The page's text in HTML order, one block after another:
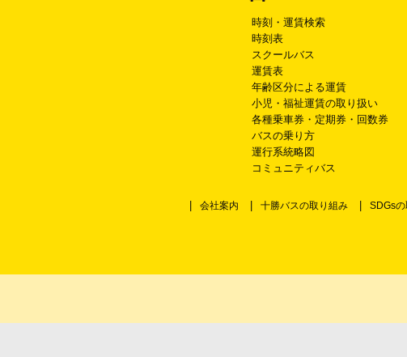
時刻・運賃検索
時刻表
スクールバス
運賃表
年齢区分による運賃
小児・福祉運賃の取り扱い
各種乗車券・定期券・回数券
バスの乗り方
運行系統略図
コミュニティバス
会社案内 十勝バスの取り組み SDGs